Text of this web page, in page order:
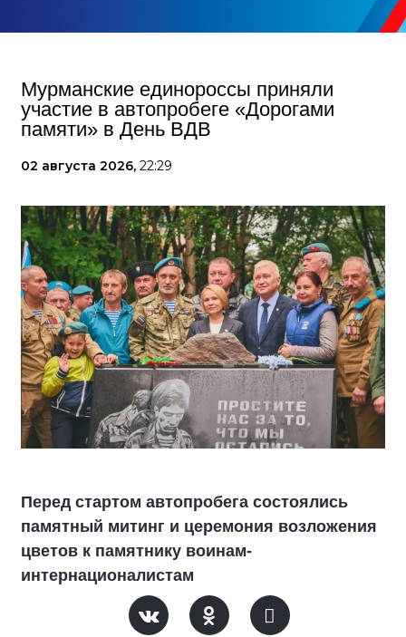
Мурманские единороссы приняли
участие в автопробеге «Дорогами
памяти» в День ВДВ
02 августа 2026, 22:29
Перед стартом автопробега состоялись
памятный митинг и церемония возложения
цветов к памятнику воинам-
интернационалистам